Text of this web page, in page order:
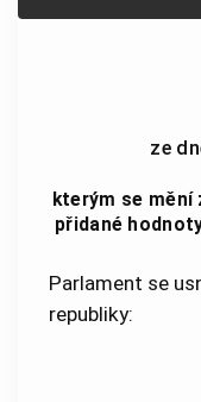
ze
kterým se mění
přidané
Parlament se
republiky: